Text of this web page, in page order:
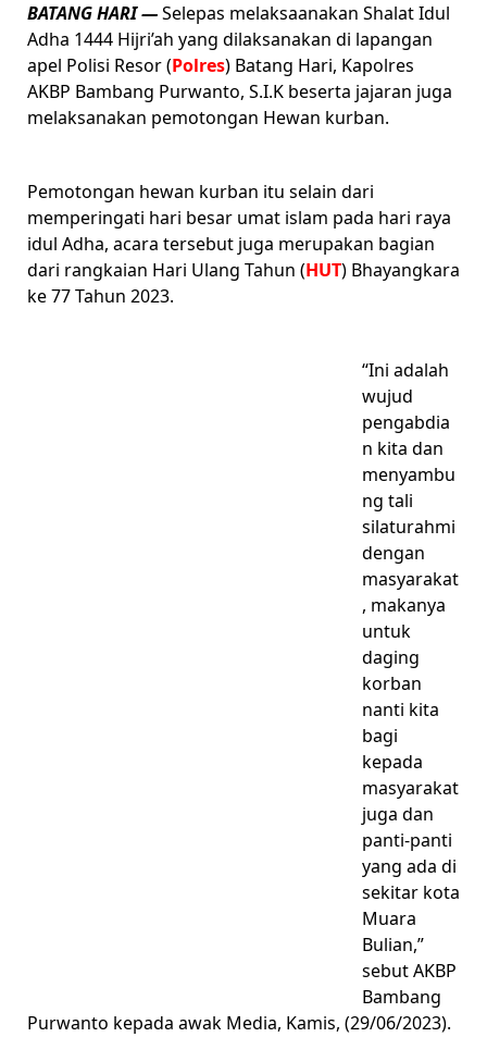
BATANG HARI —Selepas melaksaanakan Shalat Idul
Adha 1444 Hijri’ah yang dilaksanakan di lapangan
apel Polisi Resor (Polres) Batang Hari, Kapolres
AKBP Bambang Purwanto, S.I.K beserta jajaran juga
melaksanakan pemotongan Hewan kurban.
Pemotongan hewan kurban itu selain dari
memperingati hari besar umat islam pada hari raya
idul Adha, acara tersebut juga merupakan bagian
dari rangkaian Hari Ulang Tahun (HUT) Bhayangkara
ke 77 Tahun 2023.
“Ini adalah
wujud
pengabdia
n kita dan
menyambu
ng tali
silaturahmi
dengan
masyarakat
, makanya
untuk
daging
korban
nanti kita
bagi
kepada
masyarakat
juga dan
panti-panti
yang ada di
sekitar kota
Muara
Bulian,”
sebut AKBP
Bambang
Purwanto kepada awak Media, Kamis, (29/06/2023).